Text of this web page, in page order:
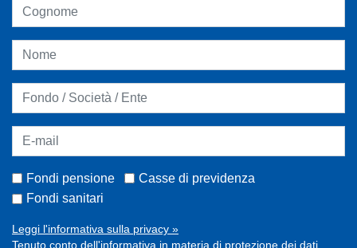
Fondi pensione
Casse di previdenza
Fondi sanitari
Leggi l'informativa sulla privacy »
Tenuto conto dell'informativa in materia di protezione dei dati